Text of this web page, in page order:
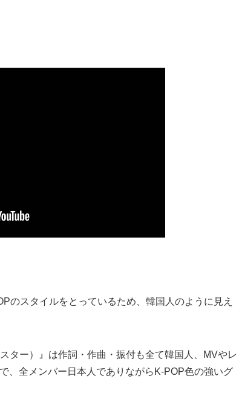
のスタイルをとっているため、韓国人のように見え
ター）』は作詞・作曲・振付も全て韓国人、MVやレ
、全メンバー日本人でありながらK-POP色の強いグ